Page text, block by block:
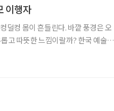
이행자
덜컹 몸이 흔들린다. 바깥 풍경은 오
고 따뜻한 느낌이랄까? 한국 예술인